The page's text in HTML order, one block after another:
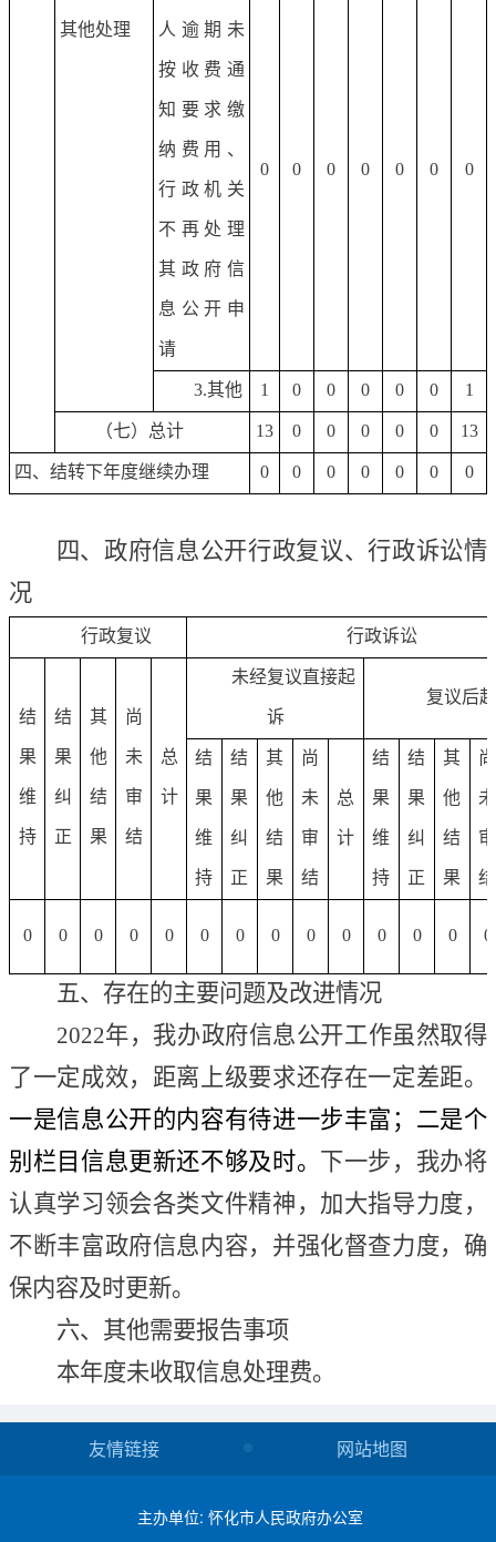
其他处理 人逾期未
按收费通
知要求缴
纳费用、
行政机关
不再处理
其政府信
息公开申
请
0 0 0 0 0 0 0
3.其他 1 0 0 0 0 0 1
（七）总计 13 0 0 0 0 0 13
四、结转下年度继续办理 0 0 0 0 0 0 0
四、政府信息公开行政复议、行政诉讼情
况
行政复议 行政诉讼
结
果
维
持
结
果
纠
正
其
他
结
果
尚
未
审
结
总
计
未经复议直接起
诉
复议后
结
果
维
持
结
果
纠
正
其
他
结
果
尚
未
审
结
总
计
结
果
维
持
结
果
纠
正
其
他
结
果
尚
未
审
结
0 0 0 0 0 0 0 0 0 0 0 0 0 0
五、存在的主要问题及改进情况
2022年，我办政府信息公开工作虽然取得
了一定成效， 距离上级要求还存在一定差距。
一是信息公开的内容有待进一步丰富；二是个
别栏目信息更新还不够及时。 下一步， 我办将
认真学习领会各类文件精神，加大指导力度，
不断丰富政府信息内容，并强化督查力度，确
保内容及时更新。
六、 其他需要报告事项
本年度未收取信息处理费。
友情链接 网站地图
主办单位: 怀化市人民政府办公室